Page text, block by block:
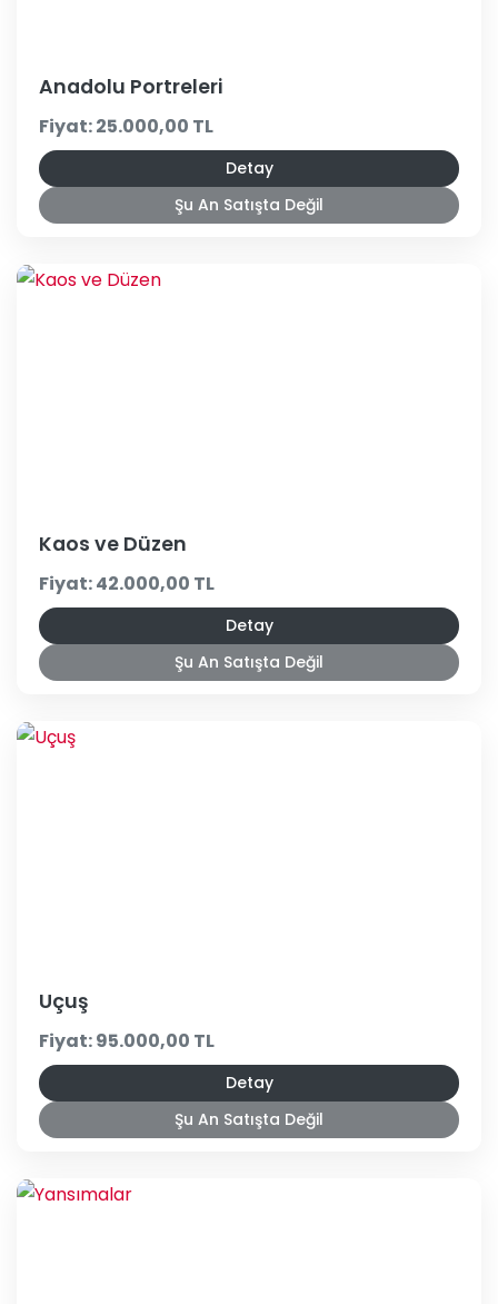
Anadolu Portreleri
Fiyat: 25.000,00 TL
Detay
Şu An Satışta Değil
Kaos ve Düzen
Fiyat: 42.000,00 TL
Detay
Şu An Satışta Değil
Uçuş
Fiyat: 95.000,00 TL
Detay
Şu An Satışta Değil